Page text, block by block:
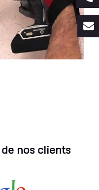
nos clients